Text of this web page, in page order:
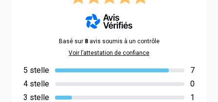
Basé sur 8avis soumis à un contrôle
Voir l’attestation de confiance
5 stelle
7
4 stelle
0
3 stelle
1